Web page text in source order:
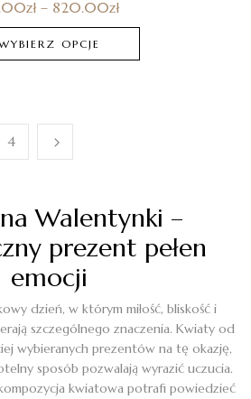
zł– 820.00zł
OPCJE
4
Walentynki –
prezent pełen
emocji
dzień, w którym miłość, bliskość i
szczególnego znaczenia. Kwiaty od
wybieranych prezentów na tę okazję,
sposób pozwalają wyrazić uczucia.
kwiatowa potrafi powiedzieć